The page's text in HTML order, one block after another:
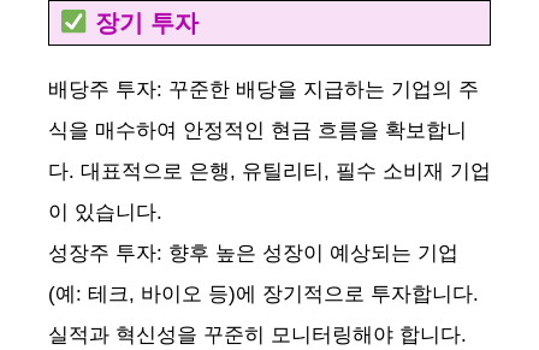
장기 투자
배당주 투자: 꾸준한 배당을 지급하는 기업의 주
식을 매수하여 안정적인 현금 흐름을 확보합니
다. 대표적으로 은행, 유틸리티, 필수 소비재 기업
이 있습니다.
성장주 투자: 향후 높은 성장이 예상되는 기업
(예: 테크, 바이오 등)에 장기적으로 투자합니다.
실적과 혁신성을 꾸준히 모니터링해야 합니다.